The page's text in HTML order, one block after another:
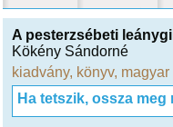
A pesterzsébeti
Kökény Sándorné
kiadvány, könyv, magyar
Ha tetszik, ossza meg